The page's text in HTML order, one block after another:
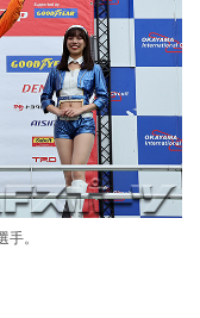
。